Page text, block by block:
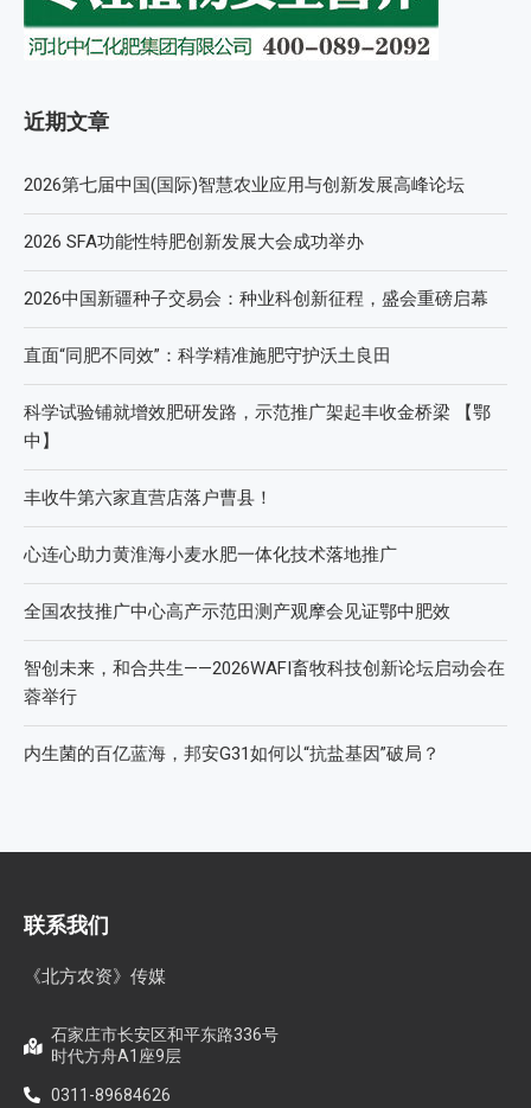
近期文章
2026第七届中国(国际)智慧农业应用与创新发展高峰论坛
2026 SFA功能性特肥创新发展大会成功举办
2026中国新疆种子交易会：种业科创新征程，盛会重磅启幕
直面“同肥不同效”：科学精准施肥守护沃土良田
科学试验铺就增效肥研发路，示范推广架起丰收金桥梁 【鄂
中】
丰收牛第六家直营店落户曹县！
心连心助力黄淮海小麦水肥一体化技术落地推广
全国农技推广中心高产示范田测产观摩会见证鄂中肥效
智创未来，和合共生——2026WAFI畜牧科技创新论坛启动会在
蓉举行
内生菌的百亿蓝海，邦安G31如何以“抗盐基因”破局？
联系我们
《北方农资》传媒
石家庄市长安区和平东路336号
时代方舟A1座9层
0311-89684626